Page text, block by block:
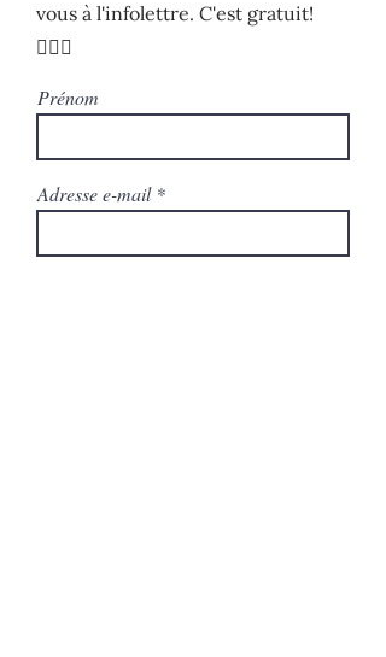
vous à l'infolettre. C'est gratuit!
🧚🏻‍♀️
Prénom
Adresse e-mail